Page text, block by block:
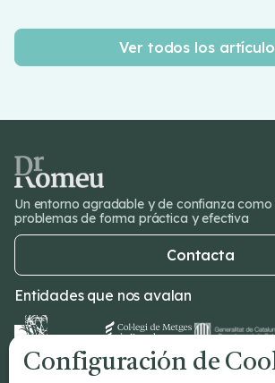
Ver todos los
Un entorno agradable y de confianza como
problemas de forma práctica y efectiva
Contacta
Entidades que nos avalan
Configuración de